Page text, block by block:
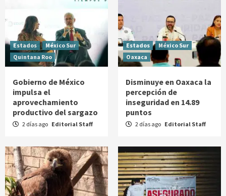
Estados
México Sur
Quintana Roo
Gobierno de México
impulsa el
aprovechamiento
productivo del sargazo
2 días ago Editorial Staff
Estados
México Sur
Oaxaca
Disminuye en Oaxaca la
percepción de
inseguridad en 14.89
puntos
2 días ago Editorial Staff